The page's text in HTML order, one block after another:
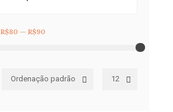
R$80 — R$90
12
Ordenação padrão